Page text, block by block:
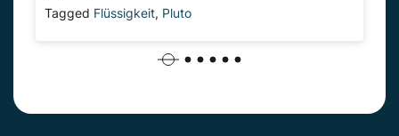
Tagged Flüssigkeit, Pluto